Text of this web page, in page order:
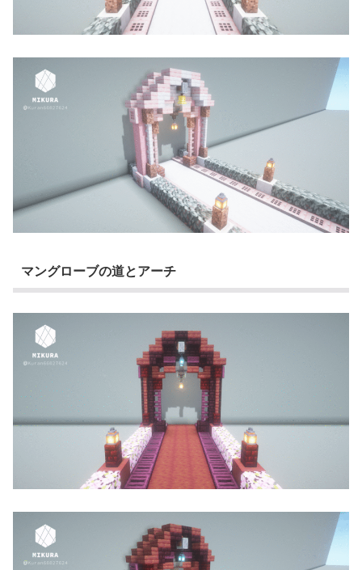
マングローブの道とアーチ